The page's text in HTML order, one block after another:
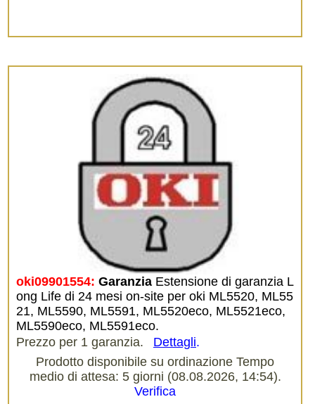
oki09901554: Garanzia Estensione di garanzia L
ong Life di 24 mesi on-site per oki ML5520, ML55
21, ML5590, ML5591, ML5520eco, ML5521eco,
ML5590eco, ML5591eco.
Prezzo per 1 garanzia.
Dettagli.
Prodotto disponibile su ordinazione Tempo
medio di attesa: 5 giorni (08.08.2026, 14:54).
Verifica